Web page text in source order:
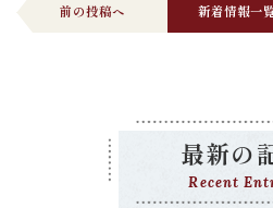
前の投稿へ 新着情報一
最新の
Recent